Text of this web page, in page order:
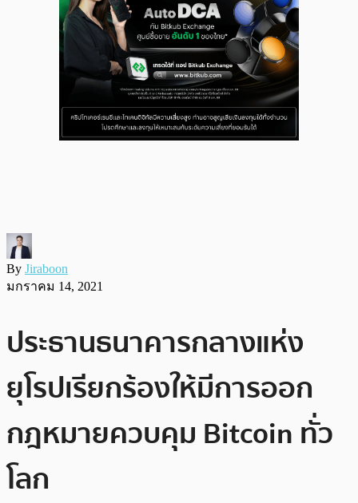
By Jiraboon
มกราคม 14, 2021
ประธานธนาคารกลางแห่ง
ยุโรปเรียกร้องให้มีการออก
กฎหมายควบคุม Bitcoin ทั่ว
โลก